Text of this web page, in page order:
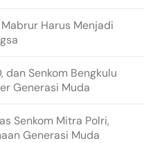
Mabrur Harus Menjadi
dan Senkom Bengkulu
Generasi Muda
Senkom Mitra Polri,
Generasi Muda